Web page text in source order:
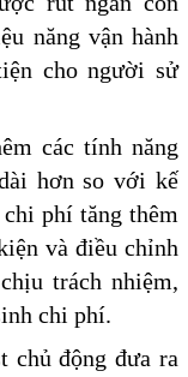
năng vận hành
cho người sử
các tính năng
hơn so với kế
phí tăng thêm
và điều chỉnh
trách nhiệm,
chi phí.
chủ động đưa ra